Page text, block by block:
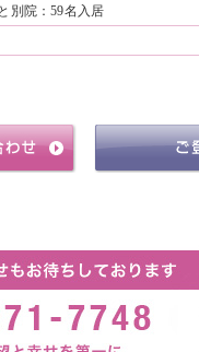
別院：59名入居